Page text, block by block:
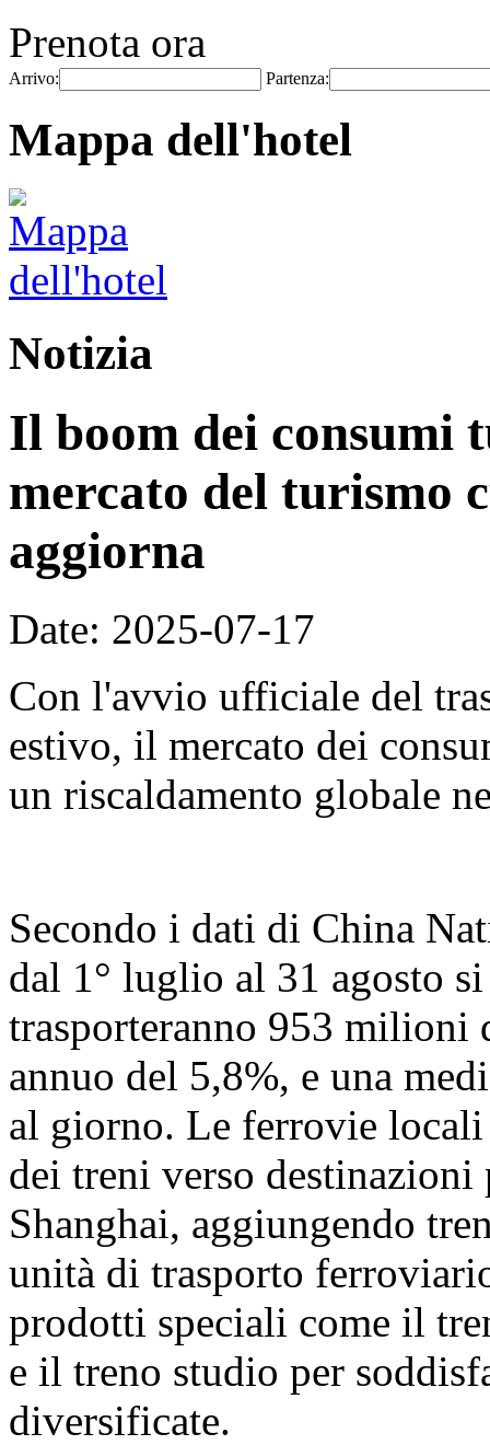
Prenota ora
Arrivo: Partenza:
Mappa dell'hotel
Notizia
Il boom dei consumi
mercato del turismo
aggiorna
Date: 2025-07-17
Con l'avvio ufficiale del
estivo, il mercato dei
un riscaldamento globale
Secondo i dati di China
dal 1° luglio al 31 agosto
trasporteranno 953 milioni
annuo del 5,8%, e una
al giorno. Le ferrovie locali
dei treni verso
Shanghai, aggiungendo
unità di trasporto
prodotti speciali come il
e il treno studio per
diversificate.